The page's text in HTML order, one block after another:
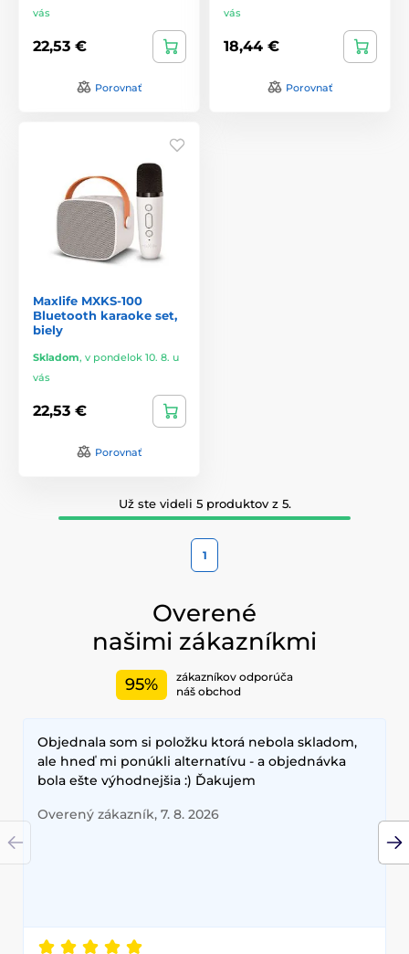
vás
22,53 €
Porovnať
vás
18,44 €
Porovnať
Maxlife MXKS-100
Bluetooth karaoke set,
biely
Skladom, v pondelok 10. 8. u
vás
22,53 €
Porovnať
Už ste videli 5 produktov z 5.
1
Overené
našimi zákazníkmi
95%
zákazníkov odporúča
náš obchod
Objednala som si položku ktorá nebola skladom,
ale hneď mi ponúkli alternatívu - a objednávka
bola ešte výhodnejšia :) Ďakujem
Overený zákazník, 7. 8. 2026